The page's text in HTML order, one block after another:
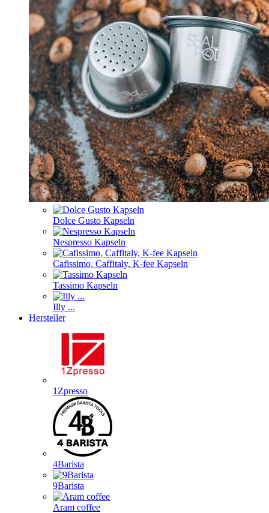
Dolce Gusto Kapseln
Nespresso Kapseln
Cafissimo, Caffitaly, K-fee Kapseln
Tassimo Kapseln
Illy ...
Hersteller
1Zpresso
4Barista
9Barista
Aram coffee